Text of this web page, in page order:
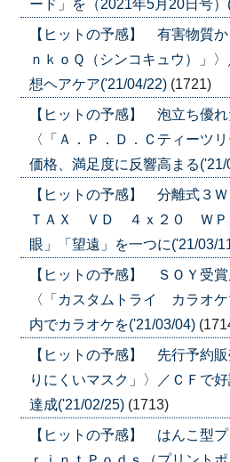
ード」を（2021年5月20日号
【ヒットの予感】 有害物質か
ｎｋｏＱ（シンコキュウ）」
想ヘアケア('21/04/22) (1721)
【ヒットの予感】 泡立ち優
〈「Ａ．Ｐ．Ｄ．Ｃティーツ
価格、満足度に反響高まる('21/
【ヒットの予感】 分離式３
ＴＡＸ ＶＤ ４ｘ２０ ＷＰ
眼」「望遠」を一つに('21/03/
【ヒットの予感】 ＳＯＹ受
〈「カスタムトライ カラオ
内でカラオケを('21/03/04)
【ヒットの予感】 先行予約
りにくいマスク」〉／ＣＦで
達成('21/02/25) (1713)
【ヒットの予感】 はんこ型